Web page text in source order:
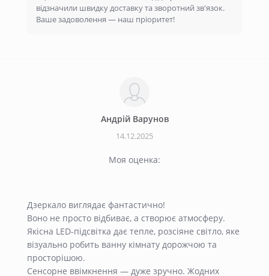
відзначили швидку доставку та зворотний зв'язок.
Ваше задоволення — наш пріоритет!
Андрiй Варунов
14.12.2025
Моя оценка:
Дзеркало виглядає фантастично!
Воно не просто відбиває, а створює атмосферу.
Якісна LED-підсвітка дає тепле, розсіяне світло, яке
візуально робить ванну кімнату дорожчою та
просторішою.
Сенсорне ввімкнення — дуже зручно. Жодних